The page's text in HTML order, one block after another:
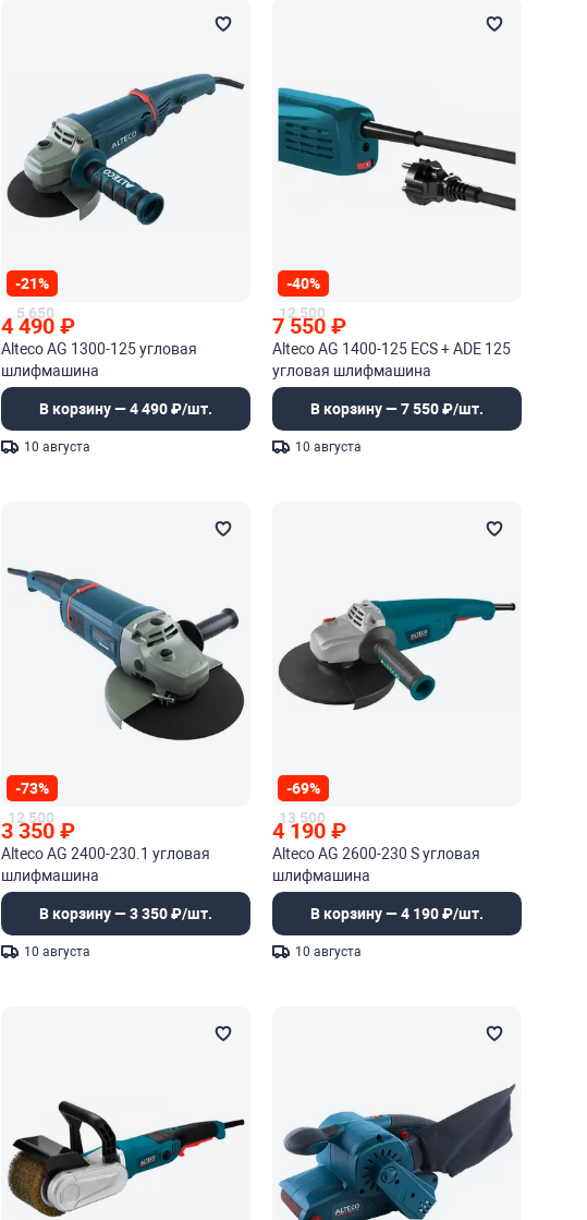
-21%
5 650
4 490₽
Alteco AG 1300-125 угловая
шлифмашина
В корзину — 4 490 ₽/шт.
10 августа
-40%
12 500
7 550₽
Alteco AG 1400-125 ECS + ADE 125
угловая шлифмашина
В корзину — 7 550 ₽/шт.
10 августа
-73%
12 500
3 350₽
Alteco AG 2400-230.1 угловая
шлифмашина
В корзину — 3 350 ₽/шт.
10 августа
-69%
13 500
4 190₽
Alteco AG 2600-230 S угловая
шлифмашина
В корзину — 4 190 ₽/шт.
10 августа